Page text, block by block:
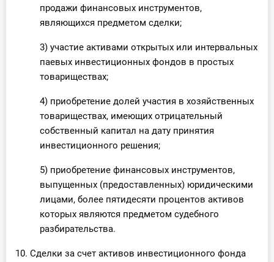
продажи финансовых инструментов,
являющихся предметом сделки;
3) участие активами открытых или интервальных
паевых инвестиционных фондов в простых
товариществах;
4) приобретение долей участия в хозяйственных
товариществах, имеющих отрицательный
собственный капитал на дату принятия
инвестиционного решения;
5) приобретение финансовых инструментов,
выпущенных (предоставленных) юридическими
лицами, более пятидесяти процентов активов
которых являются предметом судебного
разбирательства.
10. Сделки за счет активов инвестиционного фонда